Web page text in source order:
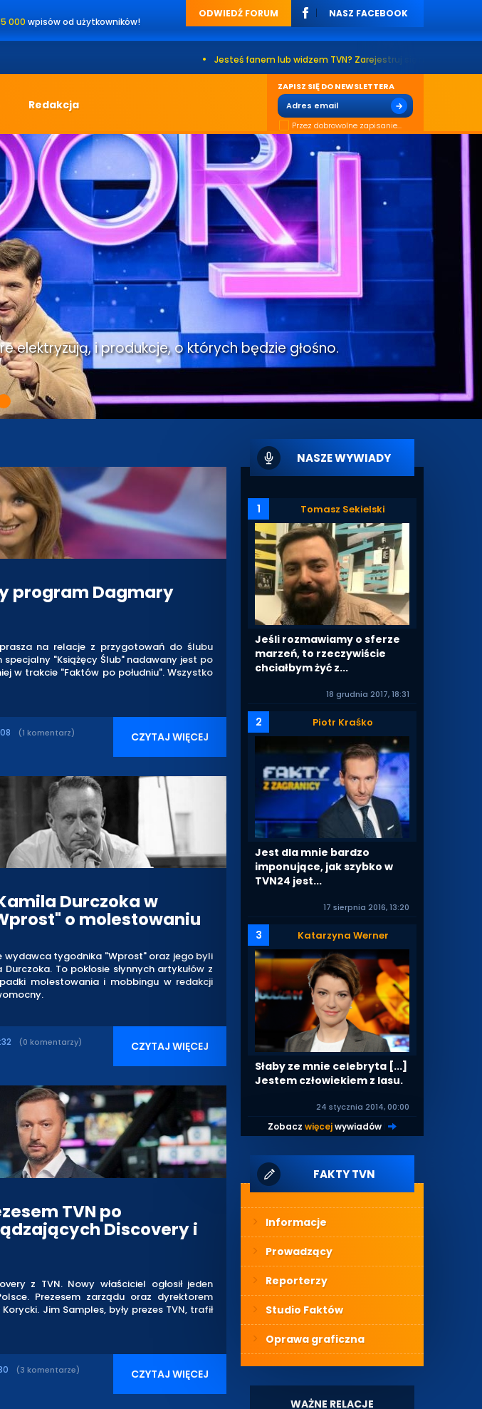
000 wpisów od użytkowników!
ODWIEDŹ FORUM NASZ FACEBOOK
Jesteś fanem lub widzem TVN? Zarejestruj się na naszym forum. Już
Redakcja
ZAPISZ SIĘ DO NEWSLETTERA
Przez dobrowolne zapisanie...
elektryzują, i produkcje, o których będzie głośno.
program Dagmary
na relacje z przygotowań do ślubu
"Książęcy Ślub" nadawany jest po
w trakcie "Faktów po południu". Wszystko
(1 komentarz) CZYTAJ WIĘCEJ
Durczoka w
o molestowaniu
wydawca tygodnika "Wprost" oraz jego byli
To pokłosie słynnych artykułów z
molestowania i mobbingu w redakcji
(0 komentarzy) CZYTAJ WIĘCEJ
TVN po
Discovery i
z TVN. Nowy właściciel ogłosił jeden
Prezesem zarządu oraz dyrektorem
Jim Samples, były prezes TVN, trafił
(3 komentarze) CZYTAJ WIĘCEJ
NASZE WYWIADY
1 Tomasz Sekielski
Jeśli rozmawiamy o sferze
marzeń, to rzeczywiście
chciałbym żyć z...
18 grudnia 2017, 18:31
2 Piotr Kraśko
Jest dla mnie bardzo
imponujące, jak szybko w
TVN24 jest...
17 sierpnia 2016, 13:20
3 Katarzyna Werner
Słaby ze mnie celebryta [...]
Jestem człowiekiem z lasu.
24 stycznia 2014, 00:00
Zobaczwięcejwywiadów |
FAKTY TVN
Informacje
Prowadzący
Reporterzy
Studio Faktów
Oprawa graficzna
WAŻNE RELACJE